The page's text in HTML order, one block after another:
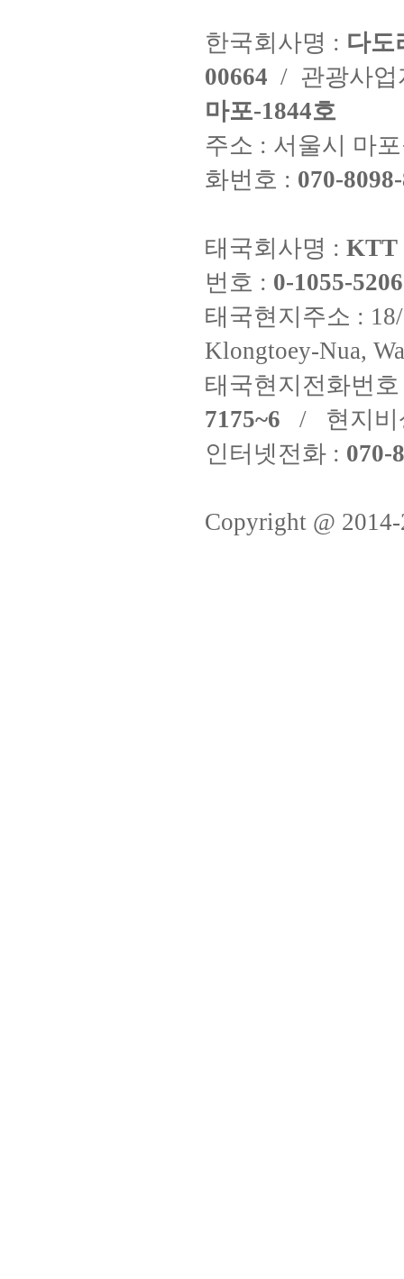
한국회사명 : 다도
00664 / 관광사
마포-1844호
주소 : 서울시 마
화번호 : 070-
태국회사명 : KTT
번호 : 0-1055-
태국현지주소 :
Klongtoey-Nua,
태국현지전화번
7175~6 / 현지비
인터넷전화 : 070-
Copyright @